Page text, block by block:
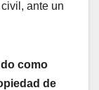
ante un
como
de